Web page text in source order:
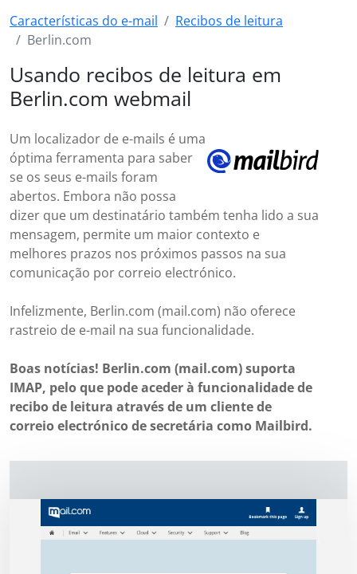
Características do e-mail
Recibos de leitura
Berlin.com
Usando recibos de leitura em
Berlin.com webmail
Um localizador de e-mails é uma
óptima ferramenta para saber
se os seus e-mails foram
abertos. Embora não possa
dizer que um destinatário também tenha lido a sua
mensagem, permite um maior contexto e
melhores prazos nos próximos passos na sua
comunicação por correio electrónico.
Infelizmente, Berlin.com (mail.com) não oferece
rastreio de e-mail na sua funcionalidade.
Boas notícias! Berlin.com (mail.com) suporta
IMAP, pelo que pode aceder à funcionalidade de
recibo de leitura através de um cliente de
correio electrónico de secretária como Mailbird.